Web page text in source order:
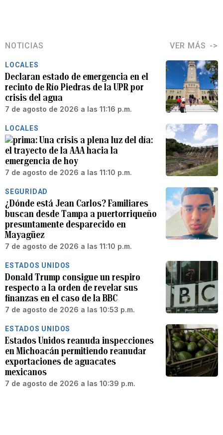
NOTICIAS VER MÁS
LOCALES
Declaran estado de emergencia en el
recinto de Río Piedras de la UPR por
crisis del agua
7 de agosto de 2026 a las 11:16 p.m.
LOCALES
Una crisis a plena luz del día:
el trayecto de la AAA hacia la
emergencia de hoy
7 de agosto de 2026 a las 11:10 p.m.
SEGURIDAD
¿Dónde está Jean Carlos? Familiares
buscan desde Tampa a puertorriqueño
presuntamente desparecido en
Mayagüez
7 de agosto de 2026 a las 11:10 p.m.
ESTADOS UNIDOS
Donald Trump consigue un respiro
respecto a la orden de revelar sus
finanzas en el caso de la BBC
7 de agosto de 2026 a las 10:53 p.m.
ESTADOS UNIDOS
Estados Unidos reanuda inspecciones
en Michoacán permitiendo reanudar
exportaciones de aguacates
mexicanos
7 de agosto de 2026 a las 10:39 p.m.